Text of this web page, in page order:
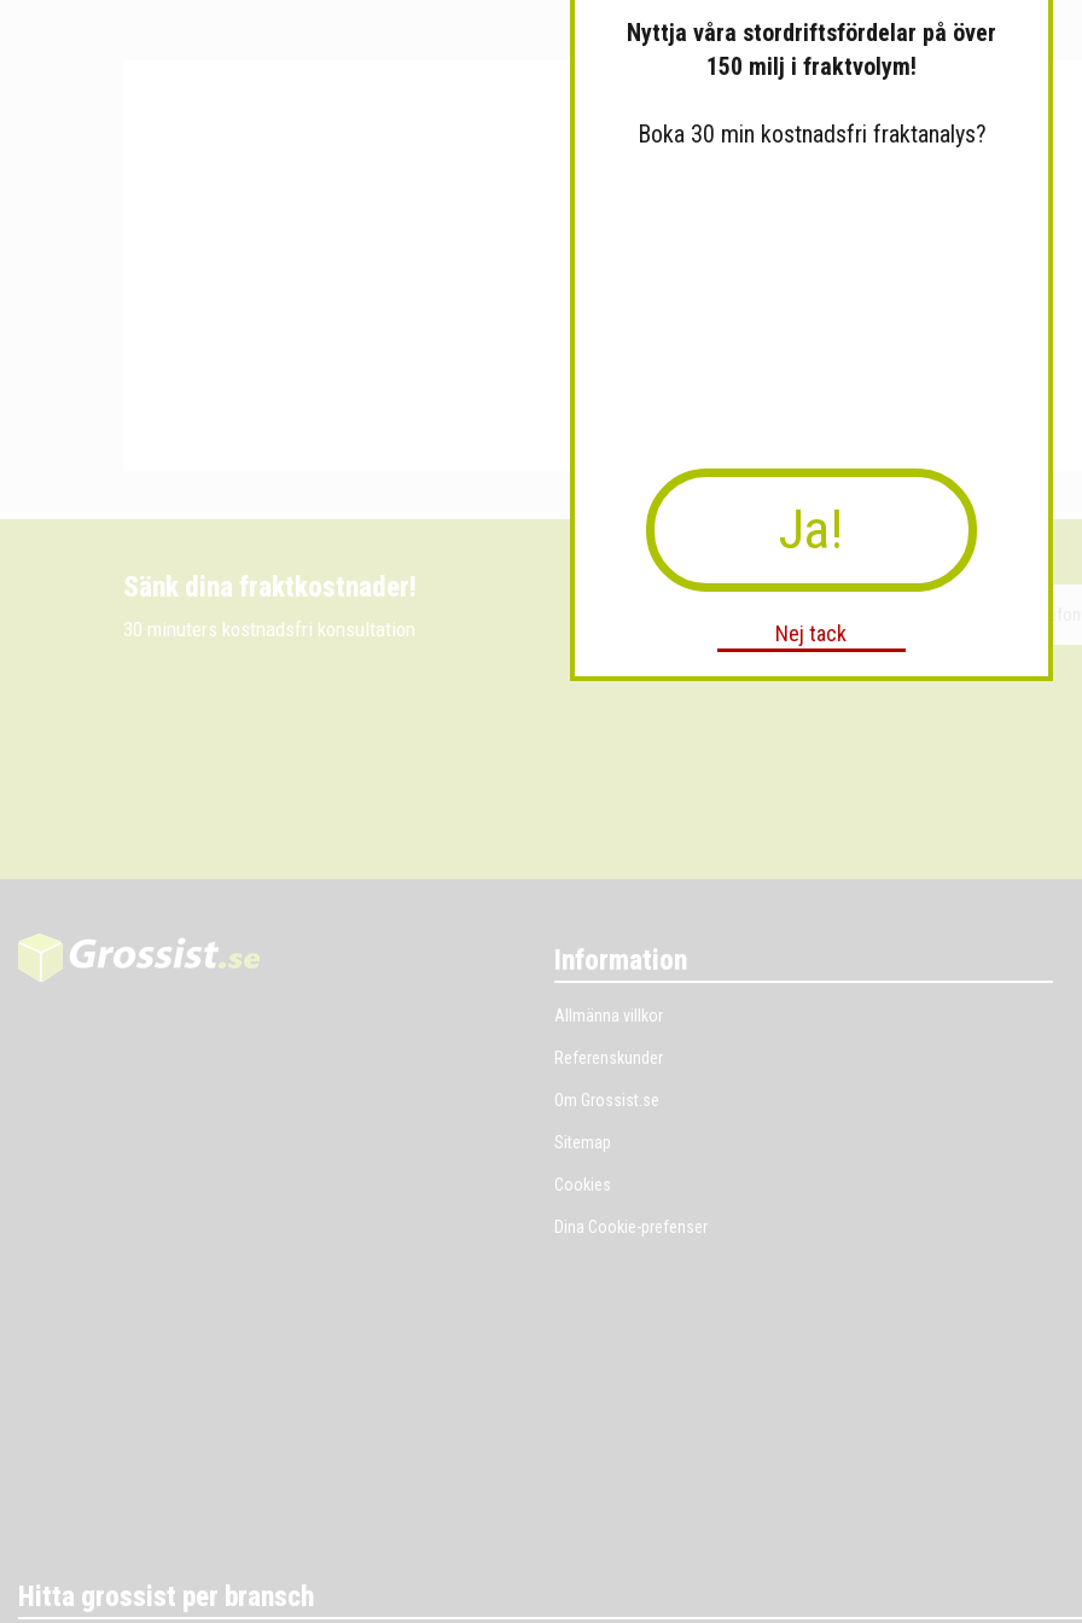
Sänk dina fraktkostnader!
30 minuters kostnadsfri konsultation
Information
Allmänna villkor
Referenskunder
Om Grossist.se
Sitemap
Cookies
Dina Cookie-prefenser
Hitta grossist per bransch
Nyttja våra stordriftsfördelar på över
150 milj i fraktvolym!
Boka 30 min kostnadsfri fraktanalys?
Ja!
Nej tack